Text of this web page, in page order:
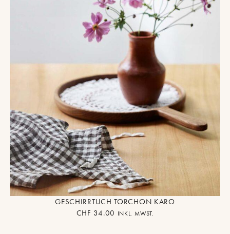
GESCHIRRTUCH TORCHON KARO
CHF 34.00 INKL. MWST.